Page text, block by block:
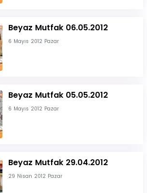
Beyaz Mutfak 06.05.2012
6 Mayıs 2012 Pazar
Beyaz Mutfak 05.05.2012
6 Mayıs 2012 Pazar
Beyaz Mutfak 29.04.2012
29 Nisan 2012 Pazar